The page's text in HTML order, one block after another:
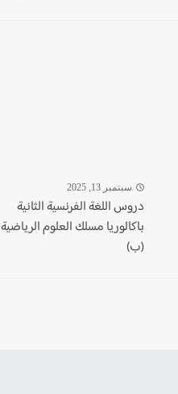
سبتمبر 13, 2025
دروس اللغة الفرنسية الثانية
باكالوريا مسلك العلوم الرياضية
(ب)